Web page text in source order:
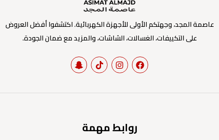
عاصمة المجد، وجهتكم الأولى للأجهزة الكهربائية. اكتشفوا أفضل العروض
على التكييفات، الغسالات، الشاشات، والمزيد مع ضمان الجودة.
روابط مهمة